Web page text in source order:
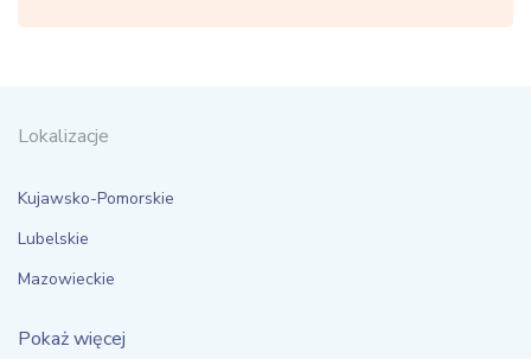
Lokalizacje
Kujawsko-Pomorskie
Lubelskie
Mazowieckie
Pokaż więcej